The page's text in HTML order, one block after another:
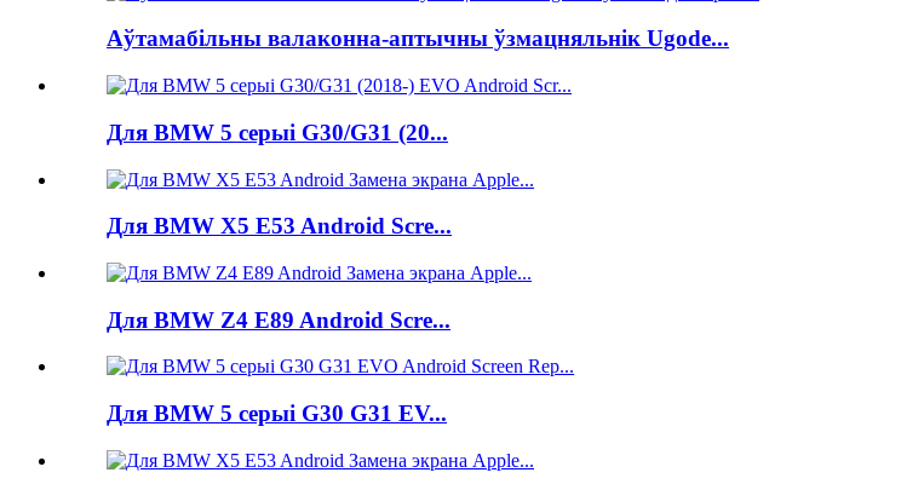
Аўтамабільны валаконна-аптычны ўзмацняльнік Ugode...
Для BMW 5 серыі G30/G31 (20...
Для BMW X5 E53 Android Scre...
Для BMW Z4 E89 Android Scre...
Для BMW 5 серыі G30 G31 EV...